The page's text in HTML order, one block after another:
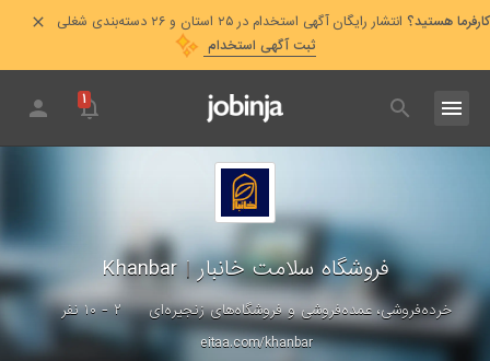
کارفرما هستید؟ انتشار رایگان آگهی استخدام در ۲۵ استان و ۲۶ دسته‌بندی شغلی
ثبت آگهی استخدام
۱
فروشگاه سلامت خانبار|
Khanbar
خرده‌فروشی، عمده‌فروشی و فروشگاه‌های زنجیره‌ای
۲ - ۱۰ نفر
eitaa.com/khanbar